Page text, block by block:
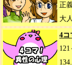
正
大
4コ
121